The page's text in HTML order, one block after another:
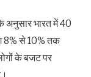
अनुसार भारत में 40
8% से 10% तक
के बजट पर